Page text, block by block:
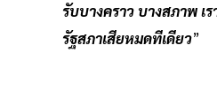
รับบางคราว บางสภาพ เ
รัฐสภาเสียหมดทีเดียว”